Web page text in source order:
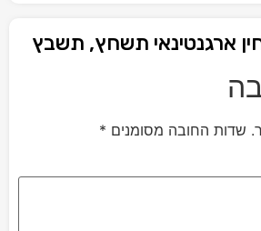
ארגנטינאי תשחץ, תשבץ
שדות החובה מסומנים *